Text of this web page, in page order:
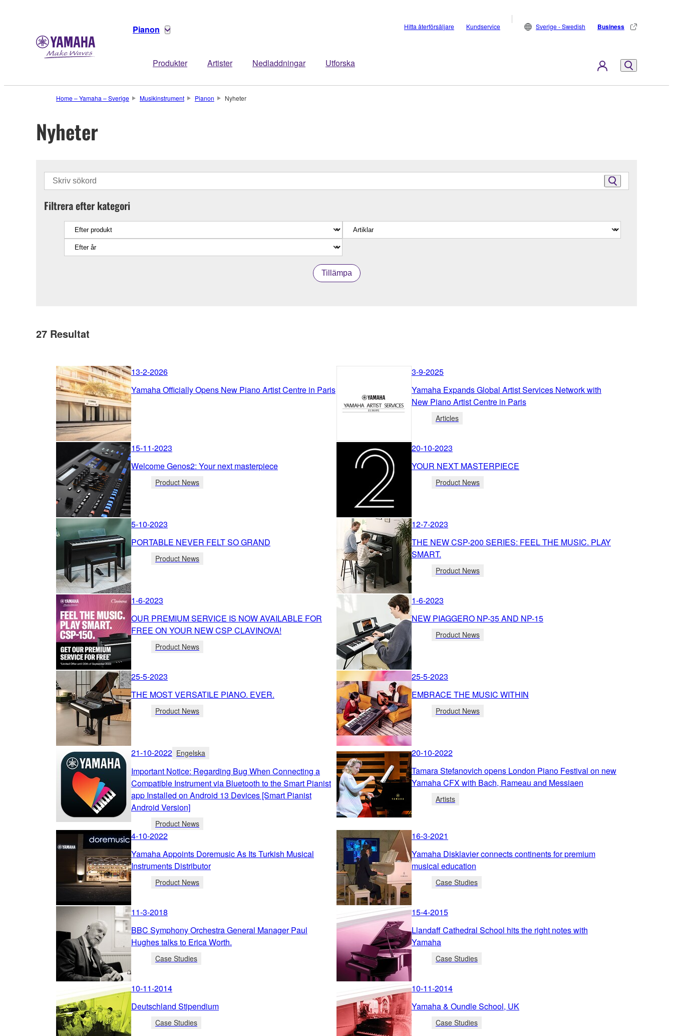
Pianon
Produkter Artister Nedladdningar Utforska
Hitta återförsäljare Kundservice Sverige - Swedish Business
Home – Yamaha – Sverige Musikinstrument Pianon Nyheter
Nyheter
Filtrera efter kategori
Tillämpa
27 Resultat
13-2-2026
Yamaha Officially Opens New Piano Artist Centre in Paris
3-9-2025
Yamaha Expands Global Artist Services Network with
New Piano Artist Centre in Paris
Articles
15-11-2023
Welcome Genos2: Your next masterpiece
Product News
20-10-2023
YOUR NEXT MASTERPIECE
Product News
5-10-2023
PORTABLE NEVER FELT SO GRAND
Product News
12-7-2023
THE NEW CSP-200 SERIES: FEEL THE MUSIC. PLAY
SMART.
Product News
1-6-2023
OUR PREMIUM SERVICE IS NOW AVAILABLE FOR
FREE ON YOUR NEW CSP CLAVINOVA!
Product News
1-6-2023
NEW PIAGGERO NP-35 AND NP-15
Product News
25-5-2023
THE MOST VERSATILE PIANO. EVER.
Product News
25-5-2023
EMBRACE THE MUSIC WITHIN
Product News
21-10-2022 Engelska
Important Notice: Regarding Bug When Connecting a
Compatible Instrument via Bluetooth to the Smart Pianist
app Installed on Android 13 Devices [Smart Pianist
Android Version]
Product News
20-10-2022
Tamara Stefanovich opens London Piano Festival on new
Yamaha CFX with Bach, Rameau and Messiaen
Artists
4-10-2022
Yamaha Appoints Doremusic As Its Turkish Musical
Instruments Distributor
Product News
16-3-2021
Yamaha Disklavier connects continents for premium
musical education
Case Studies
11-3-2018
BBC Symphony Orchestra General Manager Paul
Hughes talks to Erica Worth.
Case Studies
15-4-2015
Llandaff Cathedral School hits the right notes with
Yamaha
Case Studies
10-11-2014
Deutschland Stipendium
Case Studies
10-11-2014
Yamaha & Oundle School, UK
Case Studies